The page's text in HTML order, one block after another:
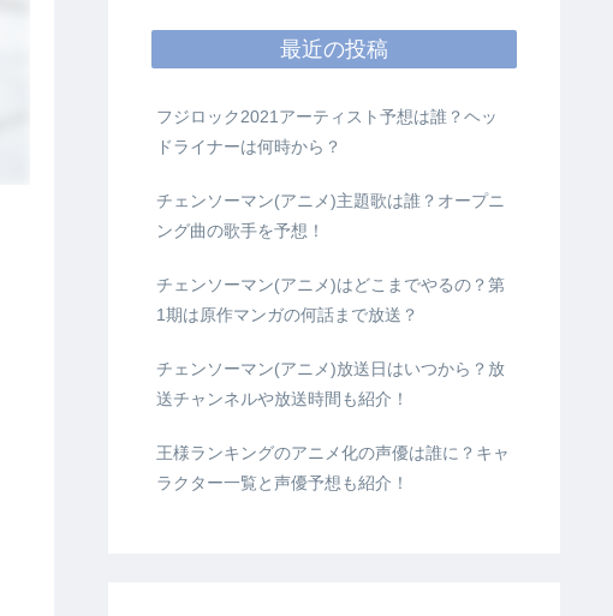
最近の投稿
フジロック2021アーティスト予想は誰？ヘッ
ドライナーは何時から？
チェンソーマン(アニメ)主題歌は誰？オープニ
ング曲の歌手を予想！
チェンソーマン(アニメ)はどこまでやるの？第
1期は原作マンガの何話まで放送？
チェンソーマン(アニメ)放送日はいつから？放
送チャンネルや放送時間も紹介！
王様ランキングのアニメ化の声優は誰に？キャ
ラクター一覧と声優予想も紹介！